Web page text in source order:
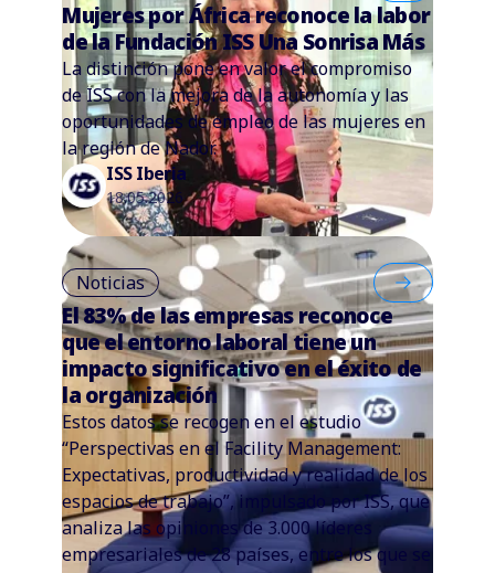
Mujeres por África reconoce la labor
de la Fundación ISS Una Sonrisa Más
La distinción pone en valor el compromiso
de ISS con la mejora de la autonomía y las
oportunidades de empleo de las mujeres en
la región de Nador.
ISS Iberia
18.05.2026
Noticias
El 83% de las empresas reconoce
que el entorno laboral tiene un
impacto significativo en el éxito de
la organización
Estos datos se recogen en el estudio
“Perspectivas en el Facility Management:
Expectativas, productividad y realidad de los
espacios de trabajo”, impulsado por ISS, que
analiza las opiniones de 3.000 líderes
empresariales de 28 países, entre los que se